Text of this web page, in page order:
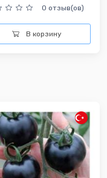
0 отзыв(ов)
В корзину